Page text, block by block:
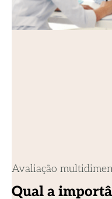
Avaliação
Qual a